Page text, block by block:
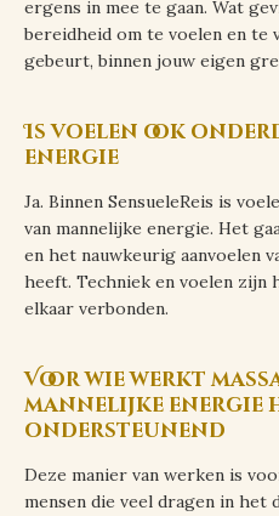
ergens in mee te gaan. Wat
bereidheid om te voelen en te
gebeurt, binnen jouw eigen
Is voelen ook
energie
Ja. Binnen SensueleReis is
van mannelijke energie. Het
en het nauwkeurig aanvoelen
heeft. Techniek en voelen zijn
elkaar verbonden.
Voor wie werkt
mannelijke energie
ondersteunend
Deze manier van werken is
mensen die veel dragen in het